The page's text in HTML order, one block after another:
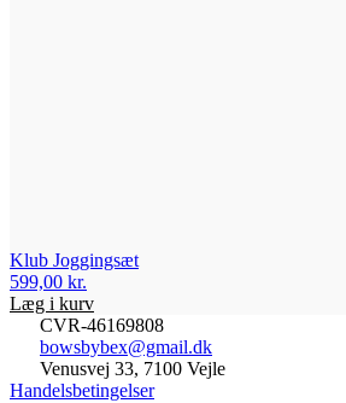
Klub Joggingsæt
599,00 kr.
Læg i kurv
CVR-46169808
bowsbybex@gmail.dk
Venusvej 33, 7100 Vejle
Handelsbetingelser